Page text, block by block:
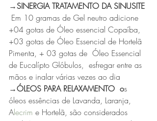
→SINERGIA TRATAMENTO DA SINUSITE
Em 10 gramas de Gel neutro adicione
+04 gotas de Óleo essencial Copaíba,
+03 gotas de Óleo Essencial de Hortelã
Pimenta, + 03 gotas de  Óleo Essencial
de Eucalípto Glóbulos,  esfregar entre as
mãos e inalar várias vezes ao dia
→ÓLEOS PARA RELAXAMENTO  os
óleos essências de Lavanda, Laranja,
Alecrim e Hortelã, são considerados